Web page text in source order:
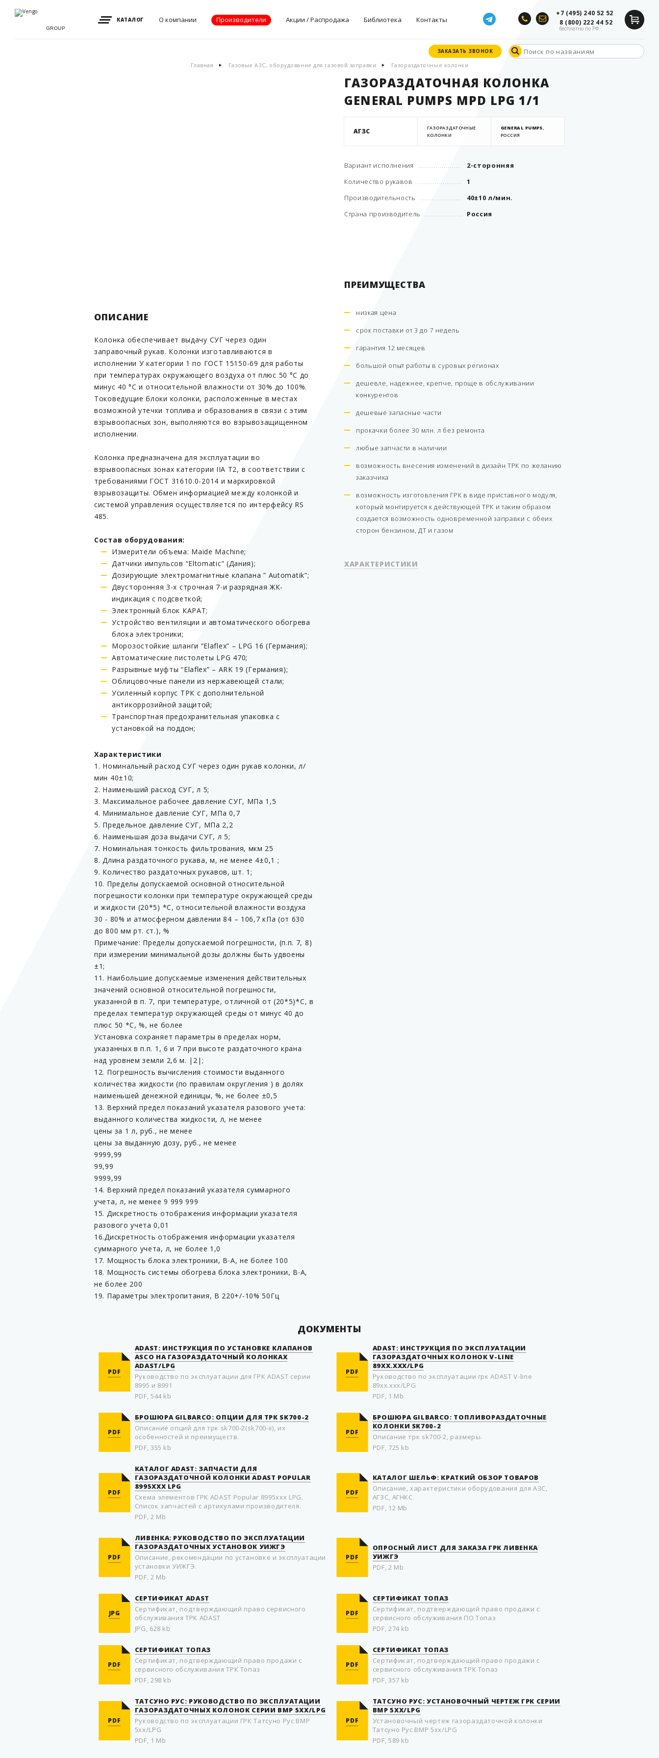
GROUP
КАТАЛОГ О компании
Видение, миссия
Производители Акции / Распродажа Библиотека
Документы
Опросные листы
Статьи
Контакты
+7 (495) 240 52 52
8 (800) 222 44 52
бесплатно по РФ
ЗАКАЗАТЬ ЗВОНОК
ЗАКАЗАТЬ ЗВОНОК
Главная Газовые АЗС, оборудование для газовой заправки Газораздаточные колонки
ГАЗОРАЗДАТОЧНАЯ КОЛОНКА
GENERAL PUMPS MPD LPG 1/1
АГЗС
ГАЗОРАЗДАТОЧНЫЕ
КОЛОНКИ
GENERAL PUMPS,
РОССИЯ
Вариант исполнения
2-сторонняя
Количество рукавов
1
Производительность
40±10 л/мин.
Страна производитель
Россия
ПРЕИМУЩЕСТВА
низкая цена
срок поставки от 3 до 7 недель
гарантия 12 месяцев
большой опыт работы в суровых регионах
дешевле, надежнее, крепче, проще в обслуживании
конкурентов
дешевые запасные части
прокачки более 30 млн. л без ремонта
любые запчасти в наличии
возможность внесения изменений в дизайн ТРК по желанию
заказчика
возможность изготовления ГРК в виде приставного модуля,
который монтируется к действующей ТРК и таким образом
создается возможность одновременной заправки с обеих
сторон бензином, ДТ и газом
ХАРАКТЕРИСТИКИ
ОПИСАНИЕ
Колонка обеспечивает выдачу СУГ через один
заправочный рукав. Колонки изготавливаются в
исполнении У категории 1 по ГОСТ 15150-69 для работы
при температурах окружающего воздуха от плюс 50 °С до
минус 40 °С и относительной влажности от 30% до 100%.
Токоведущие блоки колонки, расположенные в местах
возможной утечки топлива и образования в связи с этим
взрывоопасных зон, выполняются во взрывозащищенном
исполнении.
Колонка предназначена для эксплуатации во
взрывоопасных зонах категории IIA T2, в соответствии с
требованиями ГОСТ 31610.0-2014 и маркировкой
взрывозащиты. Обмен информацией между колонкой и
системой управления осуществляется по интерфейсу RS
485.
Состав оборудования:
Измерители объема: Maide Machine;
Датчики импульсов “Eltomatic” (Дания);
Дозирующие электромагнитные клапана ” Automatik”;
Двусторонняя 3-х строчная 7-и разрядная ЖК-
индикация с подсветкой;
Электронный блок КАРАТ;
Устройство вентиляции и автоматического обогрева
блока электроники;
Морозостойкие шланги “Elaflex” – LPG 16 (Германия);
Автоматические пистолеты LPG 470;
Разрывные муфты “Elaflex” – ARK 19 (Германия);
Облицовочные панели из нержавеющей стали;
Усиленный корпус ТРК с дополнительной
антикоррозийной защитой;
Транспортная предохранительная упаковка с
установкой на поддон;
Характеристики
1. Номинальный расход СУГ через один рукав колонки, л/
мин 40±10;
2. Наименьший расход СУГ, л 5;
3. Максимальное рабочее давление СУГ, МПа 1,5
4. Минимальное давление СУГ, МПа 0,7
5. Предельное давление СУГ, МПа 2,2
6. Наименьшая доза выдачи СУГ, л 5;
7. Номинальная тонкость фильтрования, мкм 25
8. Длина раздаточного рукава, м, не менее 4±0,1 ;
9. Количество раздаточных рукавов, шт. 1;
10. Пределы допускаемой основной относительной
погрешности колонки при температуре окружающей среды
и жидкости (20*5) *С, относительной влажности воздуха
30 - 80% и атмосферном давлении 84 – 106,7 кПа (от 630
до 800 мм рт. ст.), %
Примечание: Пределы допускаемой погрешности, (п.п. 7, 8)
при измерении минимальной дозы должны быть удвоены
±1;
11. Наибольшие допускаемые изменения действительных
значений основной относительной погрешности,
указанной в п. 7, при температуре, отличной от (20*5)*С, в
пределах температур окружающей среды от минус 40 до
плюс 50 *С, %, не более
Установка сохраняет параметры в пределах норм,
указанных в п.п. 1, 6 и 7 при высоте раздаточного крана
над уровнем земли 2,6 м. |2|;
12. Погрешность вычисления стоимости выданного
количества жидкости (по правилам округления ) в долях
наименьшей денежной единицы, %, не более ±0,5
13. Верхний предел показаний указателя разового учета:
выданного количества жидкости, л, не менее
цены за 1 л, руб., не менее
цены за выданную дозу, руб., не менее
9999,99
99,99
9999,99
14. Верхний предел показаний указателя суммарного
учета, л, не менее 9 999 999
15. Дискретность отображения информации указателя
разового учета 0,01
16.Дискретность отображения информации указателя
суммарного учета, л, не более 1,0
17. Мощность блока электроники, В∙А, не более 100
18. Мощность системы обогрева блока электроники, В∙А,
не более 200
19. Параметры электропитания, В 220+/-10% 50Гц
ДОКУМЕНТЫ
PDF
ADAST: ИНСТРУКЦИЯ ПО УСТАНОВКЕ КЛАПАНОВ
ASCO НА ГАЗОРАЗДАТОЧНЫЙ КОЛОНКАХ
ADAST/LPG
Руководство по эксплуатации для ГРК ADAST серии
8995 и 8991
PDF, 544 kb
PDF
ADAST: ИНСТРУКЦИЯ ПО ЭКСПЛУАТАЦИИ
ГАЗОРАЗДАТОЧНЫХ КОЛОНОК V-LINE
89XX.XXX/LPG
Руководство по эксплуатации грк ADAST V-line
89xx.xxx/LPG
PDF, 1 Mb
PDF
БРОШЮРА GILBARCO: ОПЦИИ ДЛЯ ТРК SK700-2
Описание опций для трк sk700-2(sk700-ii), их
особенностей и преимуществ.
PDF, 355 kb
PDF
БРОШЮРА GILBARCO: ТОПЛИВОРАЗДАТОЧНЫЕ
КОЛОНКИ SK700-2
Описание трк sk700-2, размеры.
PDF, 725 kb
PDF
КАТАЛОГ ADAST: ЗАПЧАСТИ ДЛЯ
ГАЗОРАЗДАТОЧНОЙ КОЛОНКИ ADAST POPULAR
8995XXX LPG
Схема элементов ГРК ADAST Popular 8995xxx LPG.
Список запчастей с артикулами производителя.
PDF, 2 Mb
PDF
КАТАЛОГ ШЕЛЬФ: КРАТКИЙ ОБЗОР ТОВАРОВ
Описание, характеристики оборудования для АЗС,
АГЗС, АГНКС.
PDF, 12 Mb
PDF
ЛИВЕНКА: РУКОВОДСТВО ПО ЭКСПЛУАТАЦИИ
ГАЗОРАЗДАТОЧНЫХ УСТАНОВОК УИЖГЭ
Описание, рекомендации по установке и эксплуатации
установки УИЖГЭ.
PDF, 2 Mb
PDF
ОПРОСНЫЙ ЛИСТ ДЛЯ ЗАКАЗА ГРК ЛИВЕНКА
УИЖГЭ
PDF, 2 Mb
JPG
СЕРТИФИКАТ ADAST
Сертификат, подтверждающий право сервисного
обслуживания ТРК ADAST
JPG, 628 kb
PDF
СЕРТИФИКАТ ТОПАЗ
Сертификат, подтверждающий право продажи с
сервисного обслуживания ПО Топаз
PDF, 274 kb
PDF
СЕРТИФИКАТ ТОПАЗ
Сертификат, подтверждающий право продажи с
сервисного обслуживания ТРК Топаз
PDF, 298 kb
PDF
СЕРТИФИКАТ ТОПАЗ
Сертификат, подтверждающий право продажи с
сервисного обслуживания ТРК Топаз
PDF, 357 kb
PDF
ТАТСУНО РУС: РУКОВОДСТВО ПО ЭКСПЛУАТАЦИИ
ГАЗОРАЗДАТОЧНЫХ КОЛОНОК СЕРИИ BMP 5XX/LPG
Руководство по эксплуатации ГРК Татсуно Рус BMP
5xx/LPG
PDF, 1 Mb
PDF
ТАТСУНО РУС: УСТАНОВОЧНЫЙ ЧЕРТЕЖ ГРК СЕРИИ
BMP 5XX/LPG
Установочный чертеж газораздаточной колонки
Татсуно Рус BMP 5xx/LPG
PDF, 589 kb